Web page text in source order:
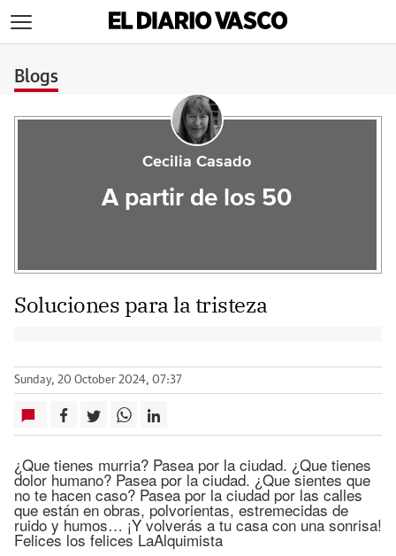
Blogs
Cecilia Casado
A partir de los 50
Soluciones para la tristeza
Sunday, 20 October 2024, 07:37
¿Que tienes murria? Pasea por la ciudad. ¿Que tienes
dolor humano? Pasea por la ciudad. ¿Que sientes que
no te hacen caso? Pasea por la ciudad por las calles
que están en obras, polvorientas, estremecidas de
ruido y humos… ¡Y volverás a tu casa con una sonrisa!
Felices los felices LaAlquimista